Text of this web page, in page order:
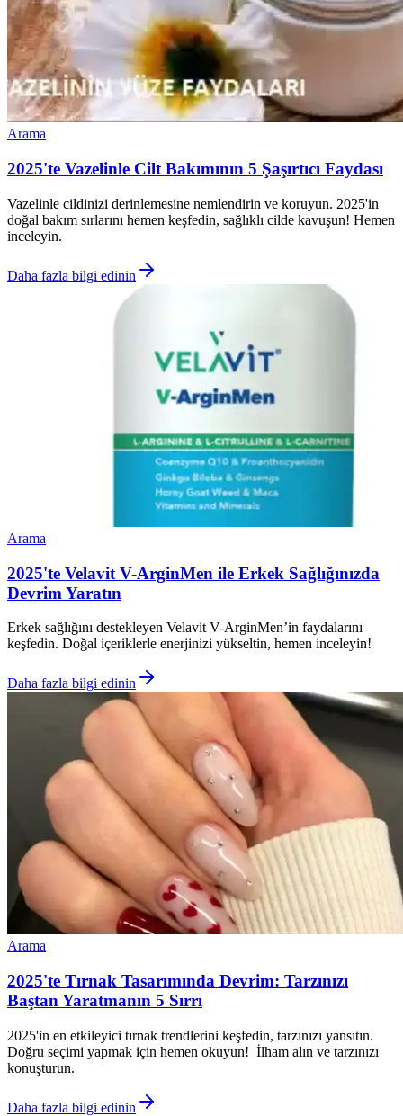
Arama
2025'te Vazelinle Cilt Bakımının 5 Şaşırtıcı Faydası
Vazelinle cildinizi derinlemesine nemlendirin ve koruyun. 2025'in
doğal bakım sırlarını hemen keşfedin, sağlıklı cilde kavuşun! Hemen
inceleyin.
Daha fazla bilgi edinin
Arama
2025'te Velavit V-ArginMen ile Erkek Sağlığınızda
Devrim Yaratın
Erkek sağlığını destekleyen Velavit V-ArginMen’in faydalarını
keşfedin. Doğal içeriklerle enerjinizi yükseltin, hemen inceleyin!
Daha fazla bilgi edinin
Arama
2025'te Tırnak Tasarımında Devrim: Tarzınızı
Baştan Yaratmanın 5 Sırrı
2025'in en etkileyici tırnak trendlerini keşfedin, tarzınızı yansıtın.
Doğru seçimi yapmak için hemen okuyun! İlham alın ve tarzınızı
konuşturun.
Daha fazla bilgi edinin